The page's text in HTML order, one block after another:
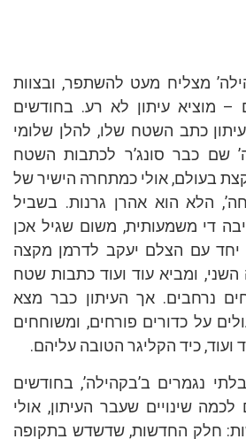
מצליח מעט להשתפר, ובצוות
מוציא עיתון לא רע. בחודשים
כתב השטח שלו, להלן שלומי
שם כבר סונג’ר לכתבות השטח
בעולם, אולי כמתחרה הישיר של
הלא הוא אהרן גרנות. בשביל
די משמעותית, משום שגיל אכן
יחד עם הצלם יעקב לדרמן מקצה
ומביא עוד ועוד כתבות שטח
נרחבים. אך העיתון כבר מצא
על כדורים פורחים, ומשוחחים
ועוד, כיד הקליגר הטובה עליהם.
נגמרים ב’בקהילה’, בחודשים
לכמה שינויים שעבר העיתון, אולי
חלק החדשות, שדשדש בתקופה